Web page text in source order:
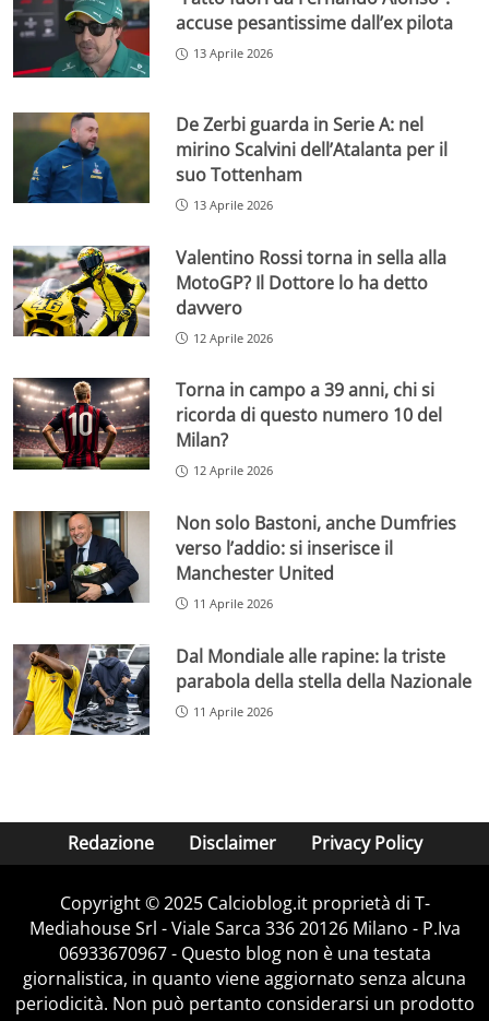
accuse pesantissime dall’ex pilota
13 Aprile 2026
De Zerbi guarda in Serie A: nel
mirino Scalvini dell’Atalanta per il
suo Tottenham
13 Aprile 2026
Valentino Rossi torna in sella alla
MotoGP? Il Dottore lo ha detto
davvero
12 Aprile 2026
Torna in campo a 39 anni, chi si
ricorda di questo numero 10 del
Milan?
12 Aprile 2026
Non solo Bastoni, anche Dumfries
verso l’addio: si inserisce il
Manchester United
11 Aprile 2026
Dal Mondiale alle rapine: la triste
parabola della stella della Nazionale
11 Aprile 2026
Redazione Disclaimer Privacy Policy
Copyright © 2025 Calcioblog.it proprietà di T-
Mediahouse Srl - Viale Sarca 336 20126 Milano - P.Iva
06933670967 - Questo blog non è una testata
giornalistica, in quanto viene aggiornato senza alcuna
periodicità. Non può pertanto considerarsi un prodotto